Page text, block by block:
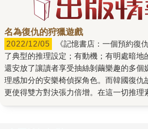
名為復仇的狩獵遊戲
2022/12/05
了典型的推理設定；有動機；有明處暗地
還安放了讓讀者享受抽絲剝繭樂趣的多個
理感加分的安樂椅偵探角色。而韓國復仇
更使得雙方對決張力倍增。在這一切推理